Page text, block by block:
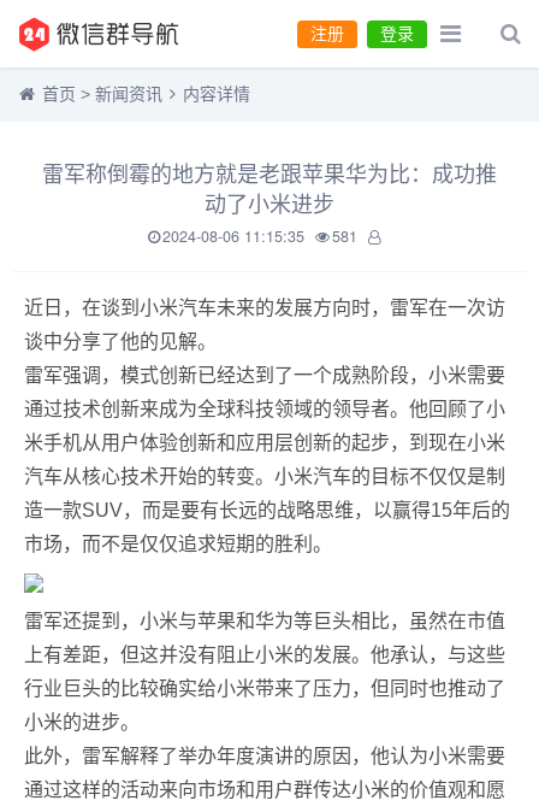
登录
注册
首页 > 新闻资讯 内容详情
雷军称倒霉的地方就是老跟苹果华为比：成功推
动了小米进步
2024-08-06 11:15:35 581
近日，在谈到小米汽车未来的发展方向时，雷军在一次访
谈中分享了他的见解。
雷军强调，模式创新已经达到了一个成熟阶段，小米需要
通过技术创新来成为全球科技领域的领导者。他回顾了小
米手机从用户体验创新和应用层创新的起步，到现在小米
汽车从核心技术开始的转变。小米汽车的目标不仅仅是制
造一款SUV，而是要有长远的战略思维，以赢得15年后的
市场，而不是仅仅追求短期的胜利。
雷军还提到，小米与苹果和华为等巨头相比，虽然在市值
上有差距，但这并没有阻止小米的发展。他承认，与这些
行业巨头的比较确实给小米带来了压力，但同时也推动了
小米的进步。
此外，雷军解释了举办年度演讲的原因，他认为小米需要
通过这样的活动来向市场和用户群传达小米的价值观和愿